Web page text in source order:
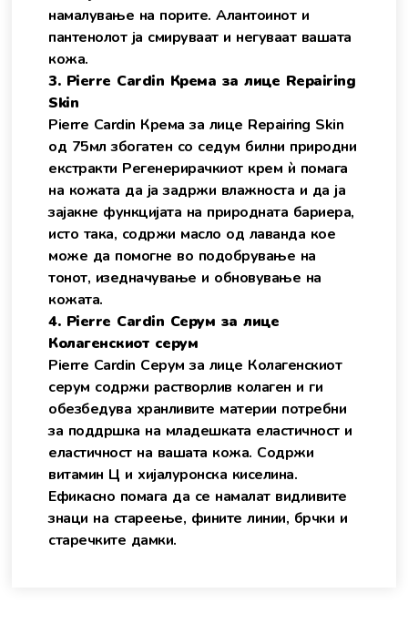
намалување на порите. Алантоинот и
пантенолот ја смируваат и негуваат вашата
кожа.
3. Pierre Cardin Крема за лице Repairing
Skin
Pierre Cardin Крема за лице Repairing Skin
од 75мл збогатeн со седум билни природни
екстракти Регенерирачкиот крем ѝ помага
на кожата да ја задржи влажноста и да ја
зајакне функцијата на природната бариера,
исто така, содржи масло од лаванда кое
може да помогне во подобрување на
тонот, изедначување и обновување на
кожата.
4. Pierre Cardin Серум за лице
Колагенскиот серум
Pierre Cardin Серум за лице Колагенскиот
серум содржи растворлив колаген и ги
обезбедува хранливите материи потребни
за поддршка на младешката еластичност и
еластичност на вашата кожа. Содржи
витамин Ц и хијалуронска киселина.
Ефикасно помага да се намалат видливите
знаци на стареење, фините линии, брчки и
старечките дамки.